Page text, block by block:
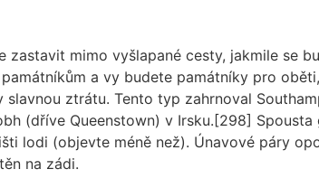
mimo vyšlapané cesty, jakmile se
a vy budete památníky pro
ztrátu. Tento typ zahrnoval
(dříve Queenstown) v Irsku.[298] Spousta
lodi (objevte méně než). Únavové páry
na zádi.